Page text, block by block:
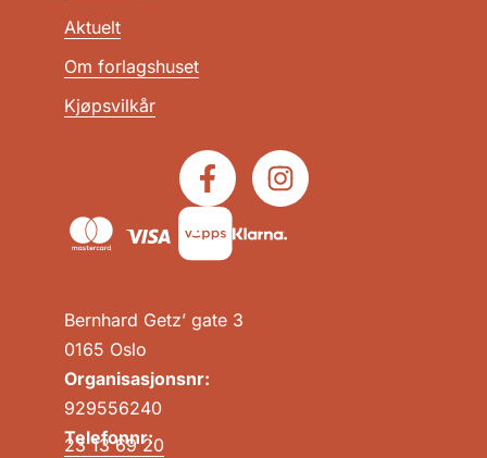
Bernhard Getz’ gate 3
0165 Oslo
Organisasjonsnr:
929556240
Telefonnr:
23 13 69 20
Aktuelt
Om forlagshuset
Kjøpsvilkår